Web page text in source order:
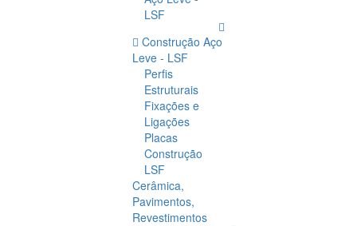
LSF
Construção Aço
Leve - LSF
Perfis
Estruturais
Fixações e
Ligações
Placas
Construção
LSF
Cerâmica,
Pavimentos,
Revestimentos